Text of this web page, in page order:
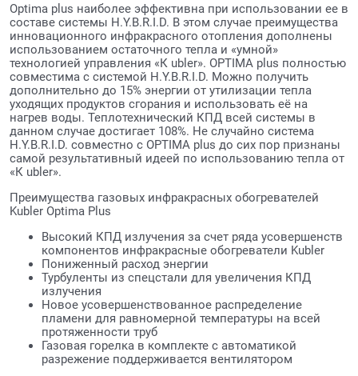
Optima plus наиболее эффективна при использовании ее в
составе системы H.Y.B.R.I.D. В этом случае преимущества
инновационного инфракрасного отопления дополнены
использованием остаточного тепла и «умной»
технологией управления «К ubler». OPTIMA plus полностью
совместима с системой H.Y.B.R.I.D. Можно получить
дополнительно до 15% энергии от утилизации тепла
уходящих продуктов сгорания и использовать её на
нагрев воды. Теплотехнический КПД всей системы в
данном случае достигает 108%. Не случайно система
H.Y.B.R.I.D. совместно с OPTIMA plus до сих пор признаны
самой результативный идеей по использованию тепла от
«К ubler».
Преимущества газовых инфракрасных обогревателей
Kubler Optima Plus
Высокий КПД излучения за счет ряда усовершенств
компонентов инфракрасные обогреватели Kubler
Пониженный расход энергии
Турбуленты из спецстали для увеличения КПД
излучения
Новое усовершенствованное распределение
пламени для равномерной температуры на всей
протяженности труб
Газовая горелка в комплекте с автоматикой
разрежение поддерживается вентилятором